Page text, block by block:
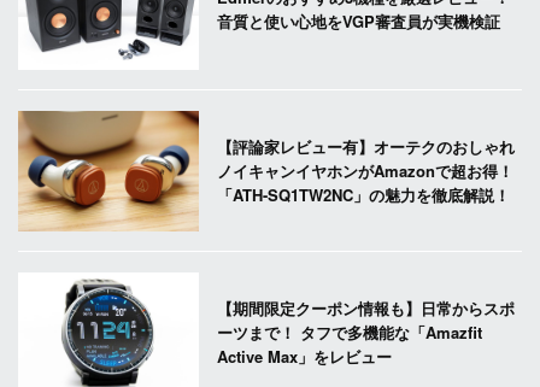
音質と使い心地をVGP審査員が実機検証
【評論家レビュー有】オーテクのおしゃれ
ノイキャンイヤホンがAmazonで超お得！
「ATH-SQ1TW2NC」の魅力を徹底解説！
【期間限定クーポン情報も】日常からスポ
ーツまで！ タフで多機能な「Amazfit
Active Max」をレビュー